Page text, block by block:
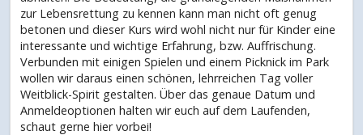
zur Lebensrettung zu kennen kann man nicht oft genug
betonen und dieser Kurs wird wohl nicht nur für Kinder eine
interessante und wichtige Erfahrung, bzw. Auffrischung.
Verbunden mit einigen Spielen und einem Picknick im Park
wollen wir daraus einen schönen, lehrreichen Tag voller
Weitblick-Spirit gestalten. Über das genaue Datum und
Anmeldeoptionen halten wir euch auf dem Laufenden,
schaut gerne hier vorbei!